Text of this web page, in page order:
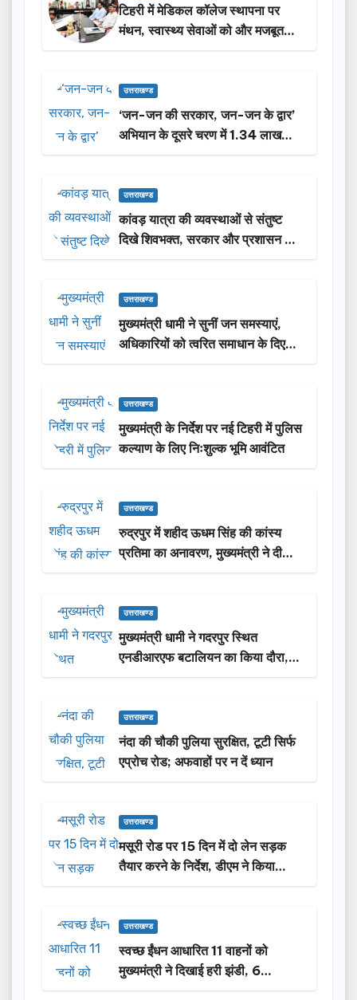
टिहरी में मेडिकल कॉलेज स्थापना पर
मंथन, स्वास्थ्य सेवाओं को और मजबूत
करेगी सरकार: मुख्यमंत्री धामी…
उत्तराखण्ड
‘जन-जन की सरकार, जन-जन के द्वार’
अभियान के दूसरे चरण में 1.34 लाख
लोगों की भागीदारी…
उत्तराखण्ड
कांवड़ यात्रा की व्यवस्थाओं से संतुष्ट
दिखे शिवभक्त, सरकार और प्रशासन की
सराहना…
उत्तराखण्ड
मुख्यमंत्री धामी ने सुनीं जन समस्याएं,
अधिकारियों को त्वरित समाधान के दिए
निर्देश
उत्तराखण्ड
मुख्यमंत्री के निर्देश पर नई टिहरी में पुलिस
कल्याण के लिए निःशुल्क भूमि आवंटित
उत्तराखण्ड
रुद्रपुर में शहीद ऊधम सिंह की कांस्य
प्रतिमा का अनावरण, मुख्यमंत्री ने दी
₹3.85 करोड़ की विकास परियोजनाओं
उत्तराखण्ड
मुख्यमंत्री धामी ने गदरपुर स्थित
एनडीआरएफ बटालियन का किया दौरा,
आपदा प्रबंधन तैयारियों का लिया जायजा
उत्तराखण्ड
नंदा की चौकी पुलिया सुरक्षित, टूटी सिर्फ
एप्रोच रोड; अफवाहों पर न दें ध्यान
उत्तराखण्ड
मसूरी रोड पर 15 दिन में दो लेन सड़क
तैयार करने के निर्देश, डीएम ने किया
निरीक्षण
उत्तराखण्ड
स्वच्छ ईंधन आधारित 11 वाहनों को
मुख्यमंत्री ने दिखाई हरी झंडी, 6
लाभार्थियों को मिली सब्सिडी